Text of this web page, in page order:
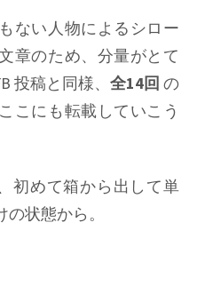
ない人物によるシロー
章のため、分量がとて
投稿と同様、 全14回 の
こにも転載していこう
初めて箱から出して単
状態から。